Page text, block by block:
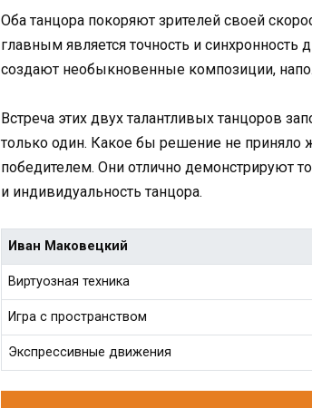
Оба танцора покоряют зрителей своей
главным является точность и
создают необыкновенные композиции,
Встреча этих двух талантливых танцоров
только один. Какое бы решение не
победителем. Они отлично демонстрируют
и индивидуальность танцора.
Иван Маковецкий
Виртуозная техника
Игра с пространством
Экспрессивные движения